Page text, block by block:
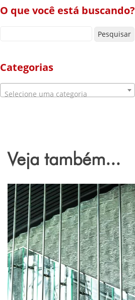
O que você está buscando?
Categorias
Selecione uma categoria
Veja também...